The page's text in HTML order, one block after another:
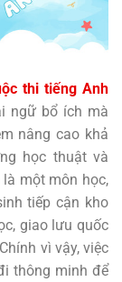
thi tiếng Anh
ngữ bổ ích mà
nâng cao khả
học thuật và
một môn học,
tiếp cận kho
giao lưu quốc
vì vậy, việc
thông minh để